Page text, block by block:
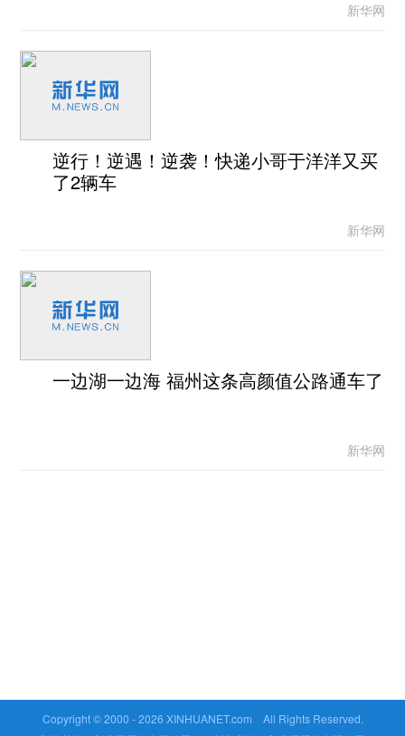
新华网
逆行！逆遇！逆袭！快递小哥于洋洋又买
了2辆车
新华网
一边湖一边海 福州这条高颜值公路通车了
新华网
Copyright © 2000 -2026 XINHUANET.com All Rights Reserved.